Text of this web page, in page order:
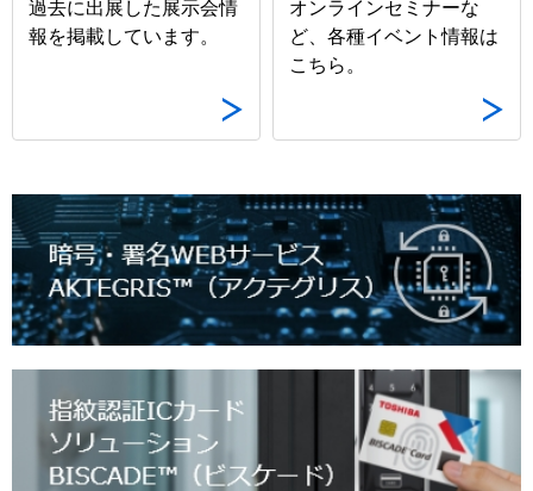
過去に出展した展示会情
報を掲載しています。
オンラインセミナーな
ど、各種イベント情報は
こちら。